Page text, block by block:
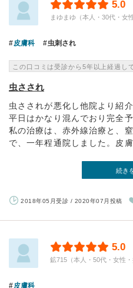
5.0
まゆまゆ（本人・30代・女
皮膚科 虫刺され
この口コミは受診から5年以上経過し
虫さされ
虫さされが悪化し他院より紹
平日はかなり混んでおり完全予
私の治療は、赤外線治療と、
で、一年程通院しました。皮
続き
2018年05月受診 / 2020年07月投稿
5.0
鉱715（本人・50代・女性・
皮膚科